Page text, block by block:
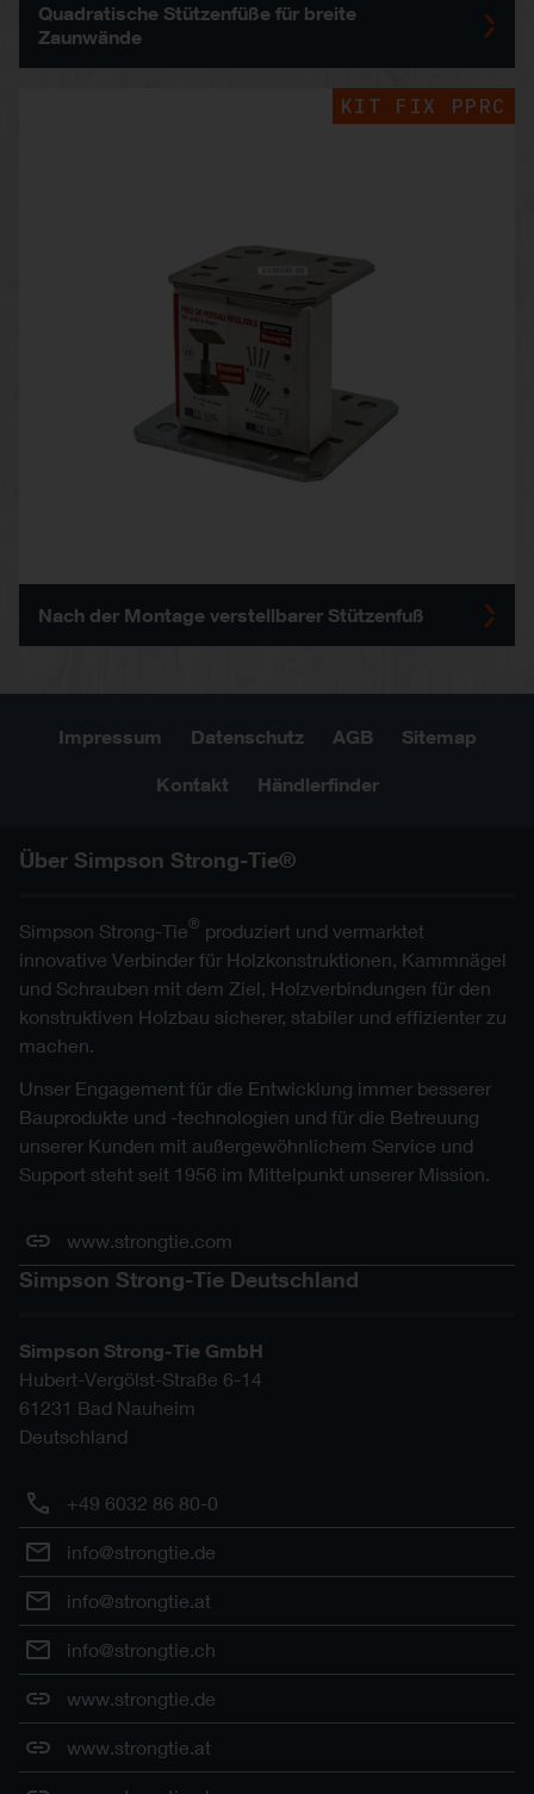
Quadratische Stützenfüße für breite
Zaunwände
KIT FIX PPRC
Nach der Montage verstellbarer Stützenfuß
Impressum Datenschutz AGB Sitemap
Kontakt Händlerfinder
Über Simpson Strong-Tie®
Simpson Strong-Tie® produziert und vermarktet
innovative Verbinder für Holzkonstruktionen, Kammnägel
und Schrauben mit dem Ziel, Holzverbindungen für den
konstruktiven Holzbau sicherer, stabiler und effizienter zu
machen.
Unser Engagement für die Entwicklung immer besserer
Bauprodukte und -technologien und für die Betreuung
unserer Kunden mit außergewöhnlichem Service und
Support steht seit 1956 im Mittelpunkt unserer Mission.
www.strongtie.com
Simpson Strong-Tie Deutschland
Simpson Strong-Tie GmbH
Hubert-Vergölst-Straße 6-14
61231 Bad Nauheim
Deutschland
+49 6032 86 80-0
info@strongtie.de
info@strongtie.at
info@strongtie.ch
www.strongtie.de
www.strongtie.at